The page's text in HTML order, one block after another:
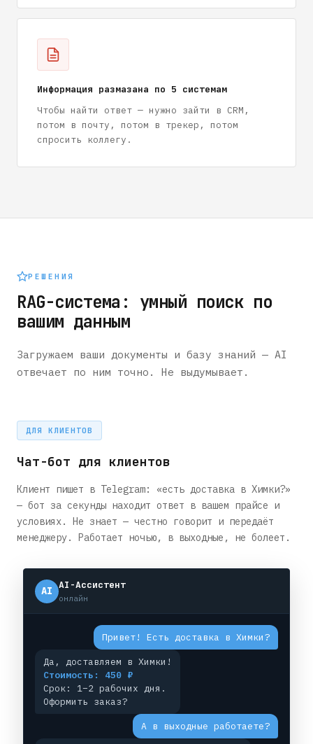
Информация размазана по 5 системам
Чтобы найти ответ — нужно зайти в CRM,
потом в почту, потом в трекер, потом
спросить коллегу.
РЕШЕНИЯ
RAG-система: умный поиск по
вашим данным
Загружаем ваши документы и базу знаний — AI
отвечает по ним точно. Не выдумывает.
ДЛЯ КЛИЕНТОВ
Чат-бот для клиентов
Клиент пишет в Telegram: «есть доставка в Химки?»
— бот за секунды находит ответ в вашем прайсе и
условиях. Не знает — честно говорит и передаёт
менеджеру. Работает ночью, в выходные, не болеет.
AI AI-Ассистент
онлайн
Привет! Есть доставка в Химки?
Да, доставляем в Химки!
Стоимость: 450 ₽
Срок: 1–2 рабочих дня.
Оформить заказ?
А в выходные работаете?